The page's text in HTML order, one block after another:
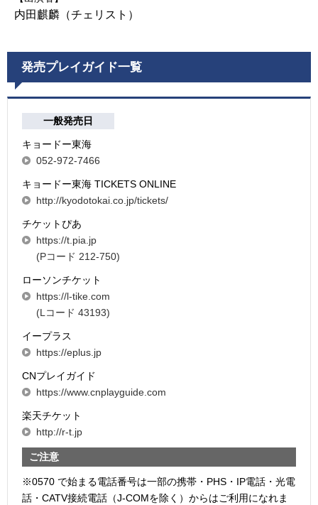
内田麒麟（チェリスト）
発売プレイガイド一覧
一般発売日
キョードー東海
052-972-7466
キョードー東海 TICKETS ONLINE
http://kyodotokai.co.jp/tickets/
チケットぴあ
https://t.pia.jp
(Pコード 212-750)
ローソンチケット
https://l-tike.com
(Lコード 43193)
イープラス
https://eplus.jp
CNプレイガイド
https://www.cnplayguide.com
楽天チケット
http://r-t.jp
ご注意
※0570 で始まる電話番号は一部の携帯・PHS・IP電話・光電
話・CATV接続電話（J-COMを除く）からはご利用になれま